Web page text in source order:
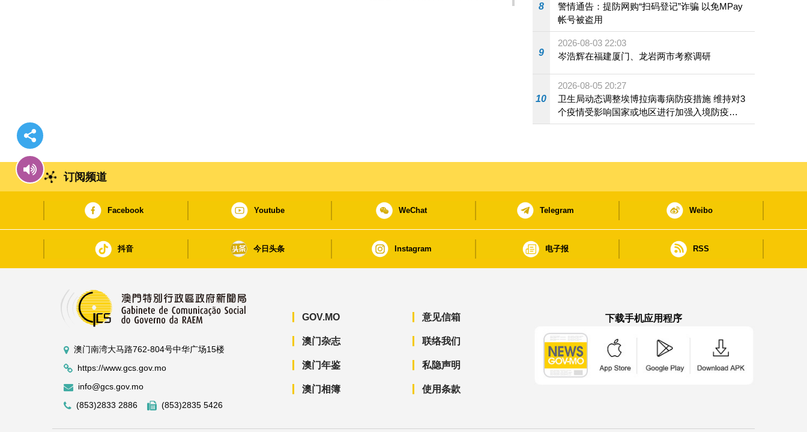
8
警情通告：提防网购“扫码登记”诈骗 以免MPay
帐号被盗用
9
2026-08-03 22:03
岑浩辉在福建厦门、龙岩两市考察调研
10
2026-08-05 20:27
卫生局动态调整埃博拉病毒病防疫措施 维持对3
个疫情受影响国家或地区进行加强入境防疫措
施
订阅频道
Facebook Youtube WeChat Telegram Weibo
抖音 今日头条 Instagram 电子报 RSS
澳门南湾大马路762-804号中华广场15楼
https://www.gcs.gov.mo
info@gcs.gov.mo
(853)2833 2886
(853)2835 5426
GOV.MO
澳门杂志
澳门年鉴
澳门相簿
意见信箱
联络我们
私隐声明
使用条款
下载手机应用程序